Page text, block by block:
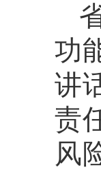
功
讲
责
风